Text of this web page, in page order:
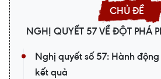
NGHỊ QUYẾT 57 VỀ ĐỘT PHÁ
Nghị quyết số 57: Hành
kết quả